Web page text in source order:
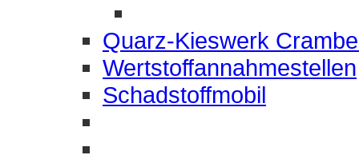
Quarz-Kieswerk
Wertstoffannahmestellen
Schadstoffmobil